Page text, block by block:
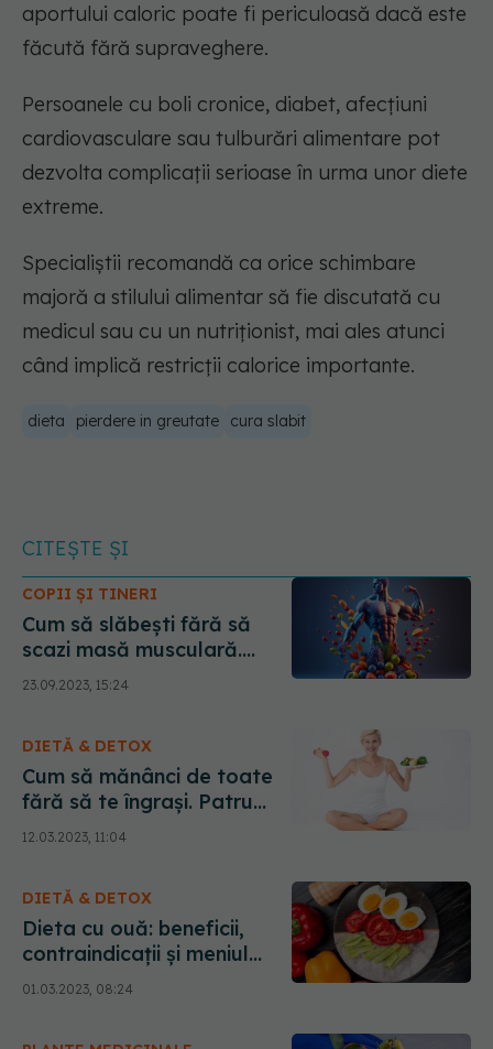
aportului caloric poate fi periculoasă dacă este
făcută fără supraveghere.
Persoanele cu boli cronice, diabet, afecțiuni
cardiovasculare sau tulburări alimentare pot
dezvolta complicații serioase în urma unor diete
extreme.
Specialiștii recomandă ca orice schimbare
majoră a stilului alimentar să fie discutată cu
medicul sau cu un nutriționist, mai ales atunci
când implică restricții calorice importante.
dieta pierdere in greutate cura slabit
CITEȘTE ȘI
COPII ȘI TINERI
Cum să slăbești fără să
scazi masă musculară.
Efectul restricției calorice 3
zile pe săptămână
23.09.2023, 15:24
DIETĂ & DETOX
Cum să mănânci de toate
fără să te îngrași. Patru
trucuri care activează
metabolismul
12.03.2023, 11:04
DIETĂ & DETOX
Dieta cu ouă: beneficii,
contraindicații și meniul
pentru 7 zile
01.03.2023, 08:24